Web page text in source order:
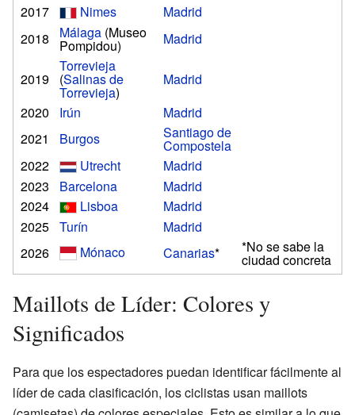
2017
Nimes
Madrid
2018
Málaga (Museo
Pompidou) Madrid
2019
Torrevieja
(Salinas de
Torrevieja)
Madrid
2020
Irún
Madrid
2021
Burgos Santiago de
Compostela
2022
Utrecht
Madrid
2023
Barcelona
Madrid
2024
Lisboa
Madrid
2025 Turín
Madrid
2026
Mónaco Canarias* *No se sabe la
ciudad concreta
Maillots de Líder: Colores y
Significados
Para que los espectadores puedan identificar fácilmente al
líder de cada clasificación, los ciclistas usan maillots